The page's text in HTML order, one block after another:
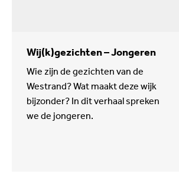
Wij(k)gezichten – Jongeren
Wie zijn de gezichten van de
Westrand? Wat maakt deze wijk
bijzonder? In dit verhaal spreken
we de jongeren.